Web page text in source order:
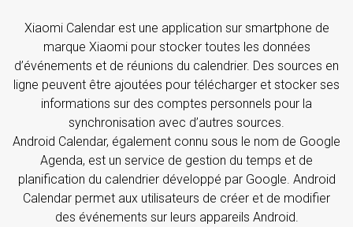
Xiaomi Calendar est une application sur smartphone de
marque Xiaomi pour stocker toutes les données
d’événements et de réunions du calendrier. Des sources en
ligne peuvent être ajoutées pour télécharger et stocker ses
informations sur des comptes personnels pour la
synchronisation avec d’autres sources.
Android Calendar, également connu sous le nom de Google
Agenda, est un service de gestion du temps et de
planification du calendrier développé par Google. Android
Calendar permet aux utilisateurs de créer et de modifier
des événements sur leurs appareils Android.